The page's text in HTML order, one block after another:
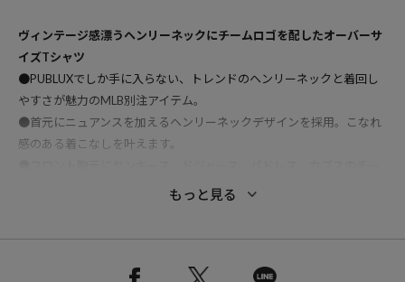
ヴィンテージ感漂うヘンリーネックにチームロゴを配したオーバーサ
イズTシャツ
●PUBLUXでしか手に入らない、トレンドのヘンリーネックと着回し
やすさが魅力のMLB別注アイテム。
●首元にニュアンスを加えるヘンリーネックデザインを採用。こなれ
感のある着こなしを叶えます。
ムロゴをプリントした、1枚でもインナー使いもしやすい汎用性の高
●イージーケアで通気性の良さが魅力の綿ポリエステル素材は、夏で
もっと見る